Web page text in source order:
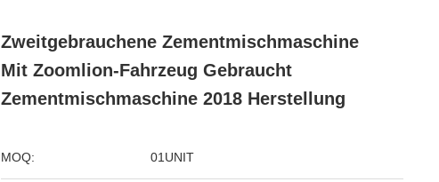
Zweitgebrauchene Zementmischmaschine
Mit Zoomlion-Fahrzeug Gebraucht
Zementmischmaschine 2018 Herstellung
MOQ: 01UNIT